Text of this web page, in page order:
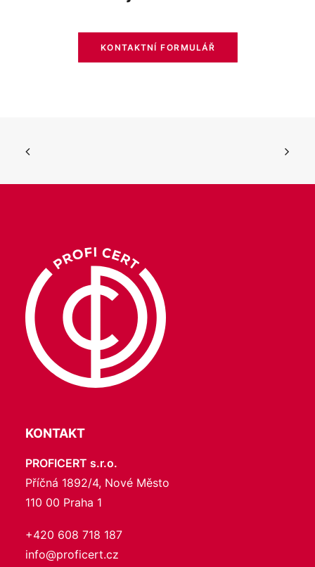
KONTAKTNÍ FORMULÁŘ
KONTAKT
PROFICERT s.r.o.
Příčná 1892/4, Nové Město
110 00 Praha 1
+420 608 718 187
info@proficert.cz